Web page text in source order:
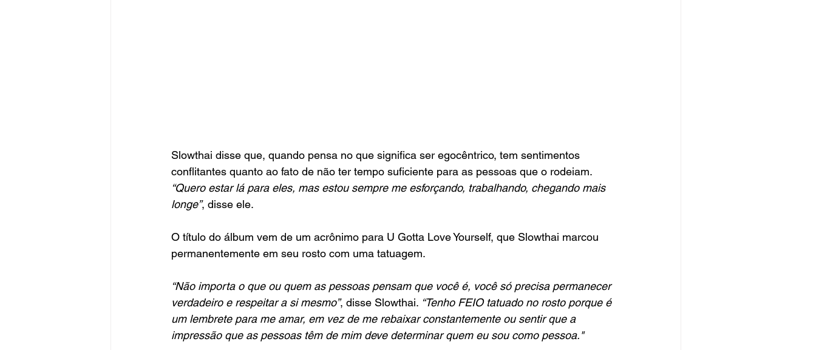
Slowthai disse que, quando pensa no que significa ser egocêntrico, tem sentimentos
conflitantes quanto ao fato de não ter tempo suficiente para as pessoas que o rodeiam.
“Quero estar lá para eles, mas estou sempre me esforçando, trabalhando, chegando mais
longe”, disse ele.
O título do álbum vem de um acrônimo para U Gotta Love Yourself, que Slowthai marcou
permanentemente em seu rosto com uma tatuagem.
“Não importa o que ou quem as pessoas pensam que você é, você só precisa permanecer
verdadeiro e respeitar a si mesmo”, disse Slowthai. “Tenho FEIO tatuado no rosto porque é
um lembrete para me amar, em vez de me rebaixar constantemente ou sentir que a
impressão que as pessoas têm de mim deve determinar quem eu sou como pessoa."